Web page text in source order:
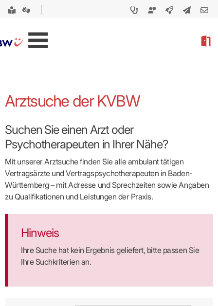
Arztsuche der KVBW
Suchen Sie einen Arzt oder
Psychotherapeuten in Ihrer Nähe?
Mit unserer Arztsuche finden Sie alle ambulant tätigen
Vertragsärzte und Vertragspsycho­therapeuten in Baden-
Württemberg – mit Adresse und Sprechzeiten sowie Angaben
zu Qualifikationen und Leistungen der Praxis.
Hinweis
Ihre Suche hat kein Ergebnis geliefert, bitte passen Sie
Ihre Suchkriterien an.